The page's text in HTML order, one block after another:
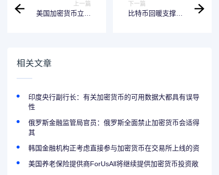
上一篇
美国加密货币立法
下一篇
比特币回暖支撑估
相关文章
印度央行副行长：有关加密货币的可用数据大都具有误导
性
俄罗斯金融监管局官员：俄罗斯全面禁止加密货币会适得
其
韩国金融机构正考虑直接参与加密货币在交易所上线的资
美国养老保险提供商ForUsAll将继续提供加密货币投资敞